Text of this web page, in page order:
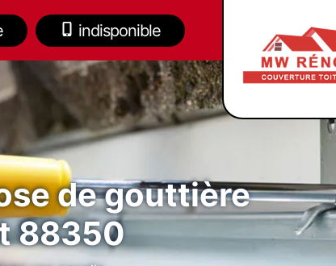
indisponible
de gouttière
88350